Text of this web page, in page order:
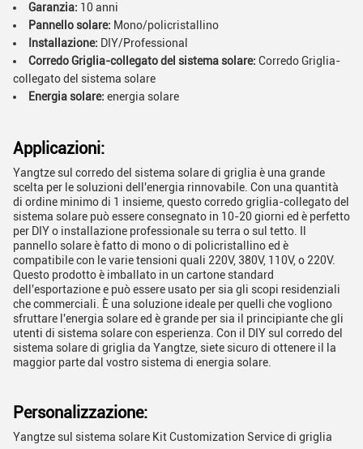
Garanzia: 10 anni
Pannello solare: Mono/policristallino
Installazione: DIY/Professional
Corredo Griglia-collegato del sistema solare: Corredo Griglia-
collegato del sistema solare
Energia solare: energia solare
Applicazioni:
Yangtze sul corredo del sistema solare di griglia è una grande
scelta per le soluzioni dell'energia rinnovabile. Con una quantità
di ordine minimo di 1 insieme, questo corredo griglia-collegato del
sistema solare può essere consegnato in 10-20 giorni ed è perfetto
per DIY o installazione professionale su terra o sul tetto. Il
pannello solare è fatto di mono o di policristallino ed è
compatibile con le varie tensioni quali 220V, 380V, 110V, o 220V.
Questo prodotto è imballato in un cartone standard
dell'esportazione e può essere usato per sia gli scopi residenziali
che commerciali. È una soluzione ideale per quelli che vogliono
sfruttare l'energia solare ed è grande per sia il principiante che gli
utenti di sistema solare con esperienza. Con il DIY sul corredo del
sistema solare di griglia da Yangtze, siete sicuro di ottenere il la
maggior parte dal vostro sistema di energia solare.
Personalizzazione:
Yangtze sul sistema solare Kit Customization Service di griglia